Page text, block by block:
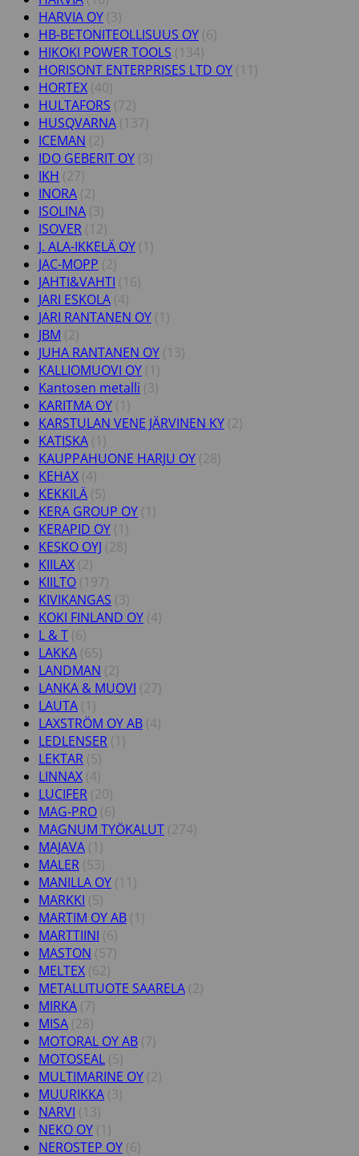
HARVIA OY (3)
HB-BETONITEOLLISUUS OY (6)
HIKOKI POWER TOOLS (134)
HORISONT ENTERPRISES LTD OY (11)
HORTEX (40)
HULTAFORS (72)
HUSQVARNA (137)
ICEMAN (2)
IDO GEBERIT OY (3)
IKH (27)
INORA (2)
ISOLINA (3)
ISOVER (12)
J. ALA-IKKELÄ OY (1)
JAC-MOPP (2)
JAHTI&VAHTI (16)
JARI ESKOLA (4)
JARI RANTANEN OY (1)
JBM (2)
JUHA RANTANEN OY (13)
KALLIOMUOVI OY (1)
Kantosen metalli (3)
KARITMA OY (1)
KARSTULAN VENE JÄRVINEN KY (2)
KATISKA (1)
KAUPPAHUONE HARJU OY (28)
KEHAX (4)
KEKKILÄ (5)
KERA GROUP OY (1)
KERAPID OY (1)
KESKO OYJ (28)
KIILAX (2)
KIILTO (197)
KIVIKANGAS (3)
KOKI FINLAND OY (4)
L & T (6)
LAKKA (65)
LANDMAN (2)
LANKA & MUOVI (27)
LAUTA (1)
LAXSTRÖM OY AB (4)
LEDLENSER (1)
LEKTAR (5)
LINNAX (4)
LUCIFER (20)
MAG-PRO (6)
MAGNUM TYÖKALUT (274)
MAJAVA (1)
MALER (53)
MANILLA OY (11)
MARKKI (5)
MARTIM OY AB (1)
MARTTIINI (6)
MASTON (57)
MELTEX (62)
METALLITUOTE SAARELA (2)
MIRKA (7)
MISA (28)
MOTORAL OY AB (7)
MOTOSEAL (5)
MULTIMARINE OY (2)
MUURIKKA (3)
NARVI (13)
NEKO OY (1)
NEROSTEP OY (6)